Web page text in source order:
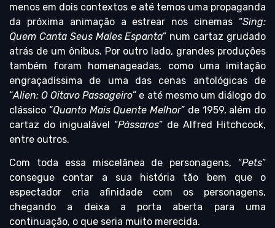
menos em dois contextos e até temos uma propaganda
da próxima animação a estrear nos cinemas “Sing:
Quem Canta Seus Males Espanta” num cartaz grudado
atrás de um ônibus. Por outro lado, grandes produções
também foram homenageadas, como uma imitação
engraçadíssima de uma das cenas antológicas de
“Alien: O Oitavo Passageiro” e até mesmo um diálogo do
clássico “Quanto Mais Quente Melhor” de 1959, além do
cartaz do inigualável “Pássaros” de Alfred Hitchcock,
entre outros.
Com toda essa miscelânea de personagens, “Pets”
consegue contar a sua história tão bem que o
espectador cria afinidade com os personagens,
chegando a deixa a porta aberta para uma
continuação, o que seria muito merecida.